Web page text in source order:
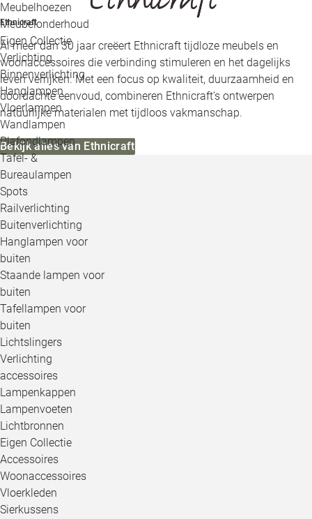
Meubelhoezen
Meubelonderhoud
Eigen Collectie
Verlichting
Binnenverlichting
Hanglampen
Vloerlampen
Wandlampen
Plafondlampen
Tafel- &
Bureaulampen
Spots
Railverlichting
Buitenverlichting
Hanglampen voor
buiten
Staande lampen voor
buiten
Tafellampen voor
buiten
Lichtslingers
Verlichting
accessoires
Lampenkappen
Lampenvoeten
Lichtbronnen
Eigen Collectie
Accessoires
Woonaccessoires
Vloerkleden
Sierkussens
Ethnicraft
Al meer dan 30 jaar creëert Ethnicraft tijdloze meubels en
woonaccessoires die verbinding stimuleren en het dagelijks
leven verrijken. Met een focus op kwaliteit, duurzaamheid en
doordachte eenvoud, combineren Ethnicraft’s ontwerpen
natuurlijke materialen met tijdloos vakmanschap.
Bekijk alles van Ethnicraft